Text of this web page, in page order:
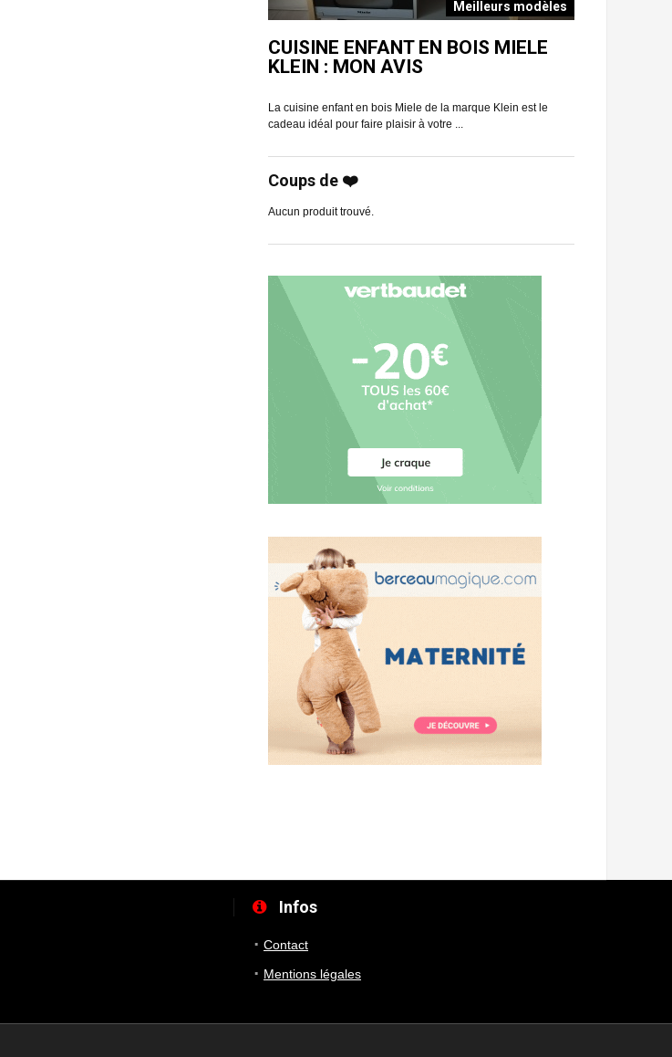
Meilleurs modèles
CUISINE ENFANT EN BOIS MIELE
KLEIN : MON AVIS
La cuisine enfant en bois Miele de la marque Klein est le
cadeau idéal pour faire plaisir à votre ...
Coups de ❤️
Aucun produit trouvé.
Infos
Contact
Mentions légales